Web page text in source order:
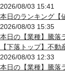
2026/08/03 15:41
本日のランキング【
2026/08/03 15:35
本日の【業種】騰
【下落トップ】不動
2026/08/03 12:33
本日の【業種】騰